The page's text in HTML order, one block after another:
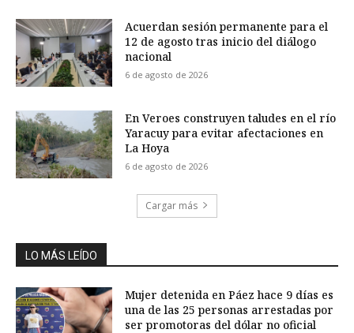
Acuerdan sesión permanente para el
12 de agosto tras inicio del diálogo
nacional
6 de agosto de 2026
En Veroes construyen taludes en el río
Yaracuy para evitar afectaciones en
La Hoya
6 de agosto de 2026
Cargar más
LO MÁS LEÍDO
Mujer detenida en Páez hace 9 días es
una de las 25 personas arrestadas por
ser promotoras del dólar no oficial